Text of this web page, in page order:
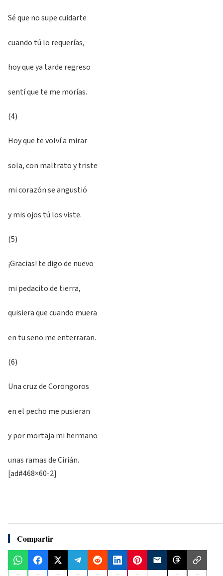
Sé que no supe cuidarte
cuando tú lo requerías,
hoy que ya tarde regreso
sentí que te me morías.
(4)
Hoy que te volví a mirar
sola, con maltrato y triste
mi corazón se angustió
y mis ojos tú los viste.
(5)
¡Gracias! te digo de nuevo
mi pedacito de tierra,
quisiera que cuando muera
en tu seno me enterraran.
(6)
Una cruz de Corongoros
en el pecho me pusieran
y por mortaja mi hermano
unas ramas de Cirián.
[ad#468×60-2]
Compartir